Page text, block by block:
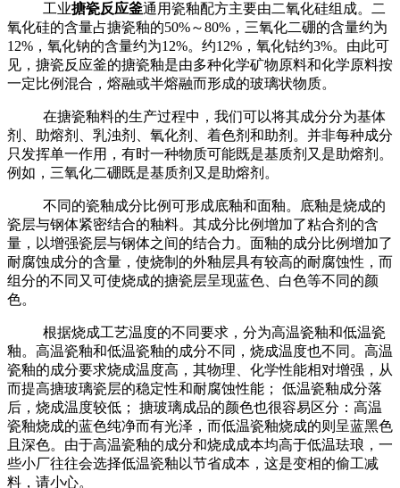
工业搪瓷反应釜通用瓷釉配方主要由二氧化硅组成。二
氧化硅的含量占搪瓷釉的50%～80%，三氧化二硼的含量约为
12%，氧化钠的含量约为12%。约12%，氧化钴约3%。由此可
见，搪瓷反应釜的搪瓷釉是由多种化学矿物原料和化学原料按
一定比例混合，熔融或半熔融而形成的玻璃状物质。
在搪瓷釉料的生产过程中，我们可以将其成分分为基体
剂、助熔剂、乳浊剂、氧化剂、着色剂和助剂。并非每种成分
只发挥单一作用，有时一种物质可能既是基质剂又是助熔剂。
例如，三氧化二硼既是基质剂又是助熔剂。
不同的瓷釉成分比例可形成底釉和面釉。底釉是烧成的
瓷层与钢体紧密结合的釉料。其成分比例增加了粘合剂的含
量，以增强瓷层与钢体之间的结合力。面釉的成分比例增加了
耐腐蚀成分的含量，使烧制的外釉层具有较高的耐腐蚀性，而
组分的不同又可使烧成的搪瓷层呈现蓝色、白色等不同的颜
色。
根据烧成工艺温度的不同要求，分为高温瓷釉和低温瓷
釉。高温瓷釉和低温瓷釉的成分不同，烧成温度也不同。高温
瓷釉的成分要求烧成温度高，其物理、化学性能相对增强，从
而提高搪玻璃瓷层的稳定性和耐腐蚀性能； 低温瓷釉成分落
后，烧成温度较低； 搪玻璃成品的颜色也很容易区分：高温
瓷釉烧成的蓝色纯净而有光泽，而低温瓷釉烧成的则呈蓝黑色
且深色。由于高温瓷釉的成分和烧成成本均高于低温珐琅，一
些小厂往往会选择低温瓷釉以节省成本，这是变相的偷工减
料，请小心。